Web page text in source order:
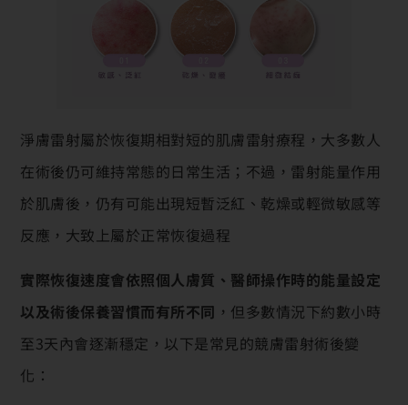
淨膚雷射屬於恢復期相對短的肌膚雷射療程，大多數人
在術後仍可維持常態的日常生活；不過，雷射能量作用
於肌膚後，仍有可能出現短暫泛紅、乾燥或輕微敏感等
反應，大致上屬於正常恢復過程
實際恢復速度會依照個人膚質、醫師操作時的能量設定
以及術後保養習慣而有所不同 ，但多數情況下約數小時
至3天內會逐漸穩定，以下是常見的競膚雷射術後變
化：